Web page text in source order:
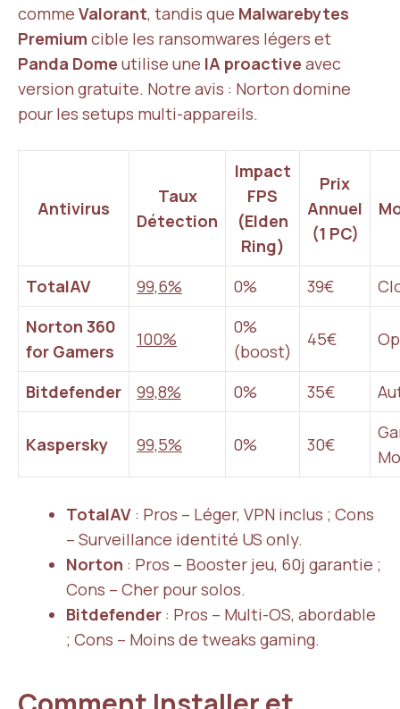
comme Valorant, tandis que Malwarebytes
Premium cible les ransomwares légers et
Panda Dome utilise une IA proactive avec
version gratuite. Notre avis : Norton domine
pour les setups multi-appareils.
Antivirus
Taux
Détection
Impact
FPS
(Elden
Ring)
Prix
Annuel
(1 PC)
TotalAV 99,6% 0% 39€
Norton 360
for Gamers
100%
0%
(boost)
45€
Bitdefender 99,8% 0% 35€
Kaspersky 99,5% 0% 30€
TotalAV : Pros – Léger, VPN inclus ; Cons
– Surveillance identité US only.
Norton : Pros – Booster jeu, 60j garantie ;
Cons – Cher pour solos.
Bitdefender : Pros – Multi-OS, abordable
; Cons – Moins de tweaks gaming.